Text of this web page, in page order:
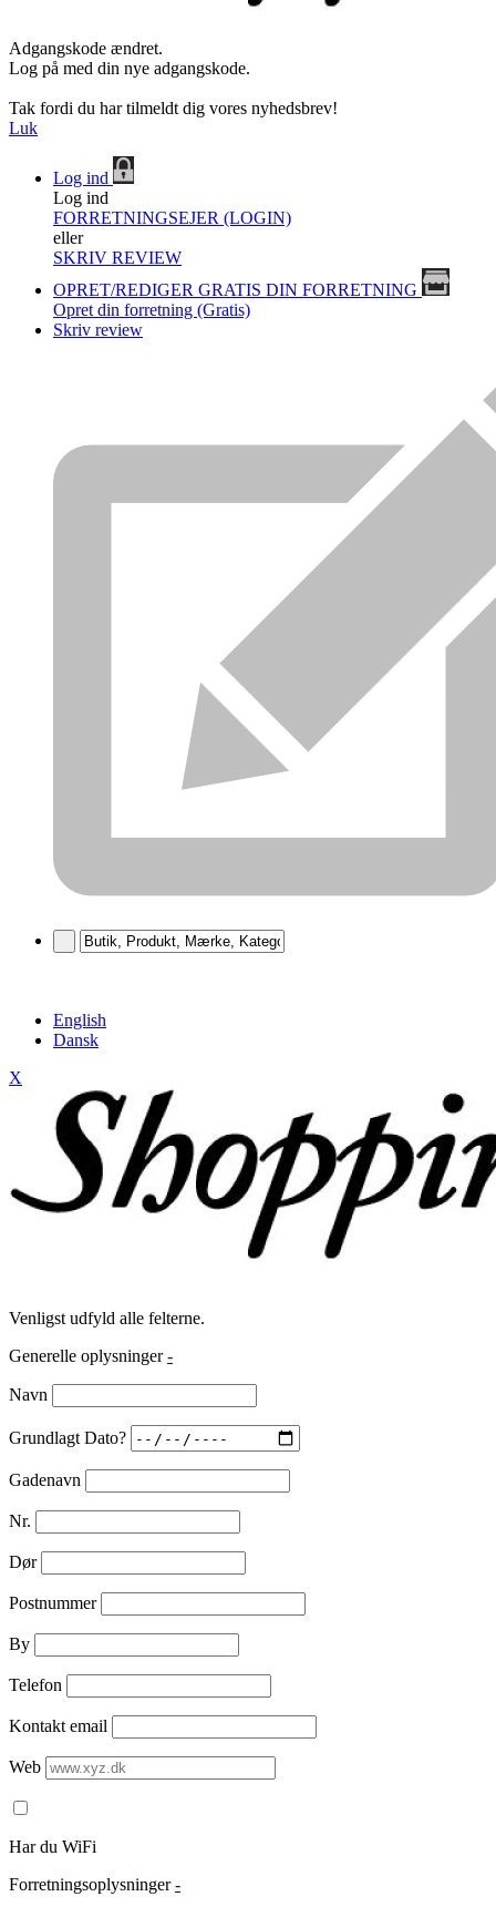
Adgangskode ændret.
Log på med din nye adgangskode.
Tak fordi du har tilmeldt dig vores nyhedsbrev!
Luk
Log ind
Log ind
FORRETNINGSEJER (LOGIN)
eller
SKRIV REVIEW
OPRET/REDIGER GRATIS DIN FORRETNING
Opret din forretning (Gratis)
Skriv review
English
Dansk
X
Venligst udfyld alle felterne.
Generelle oplysninger -
Navn
Grundlagt Dato?
Gadenavn
Nr.
Dør
Postnummer
By
Telefon
Kontakt email
Web
Har du WiFi
Forretningsoplysninger -